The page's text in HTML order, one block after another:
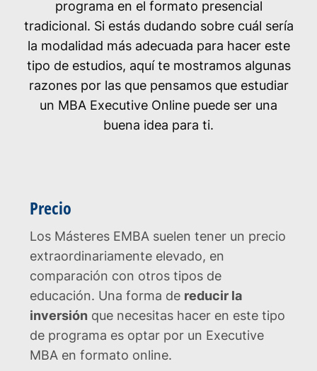
programa en el formato presencial
tradicional. Si estás dudando sobre cuál sería
la modalidad más adecuada para hacer este
tipo de estudios, aquí te mostramos algunas
razones por las que pensamos que estudiar
un MBA Executive Online puede ser una
buena idea para ti.
Precio
Los Másteres EMBA suelen tener un precio
extraordinariamente elevado, en
comparación con otros tipos de
educación. Una forma de reducir la
inversión que necesitas hacer en este tipo
de programa es optar por un Executive
MBA en formato online.